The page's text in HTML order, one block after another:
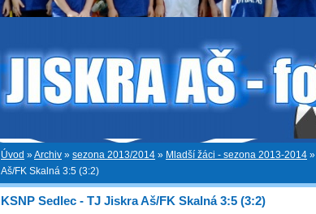
Úvod »Archiv » sezona 2013/2014 » Mladší žáci - sezona 2013-2014 »
Aš/FK Skalná 3:5 (3:2)
KSNP Sedlec - TJ Jiskra Aš/FK Skalná 3:5 (3:2)